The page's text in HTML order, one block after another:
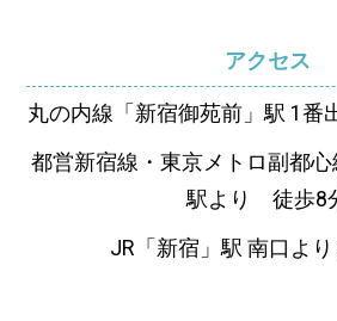
アクセス
丸の内線「新宿御苑前」駅 1
都営新宿線・東京メトロ副都心
駅より 徒歩8
JR「新宿」駅 南口よ